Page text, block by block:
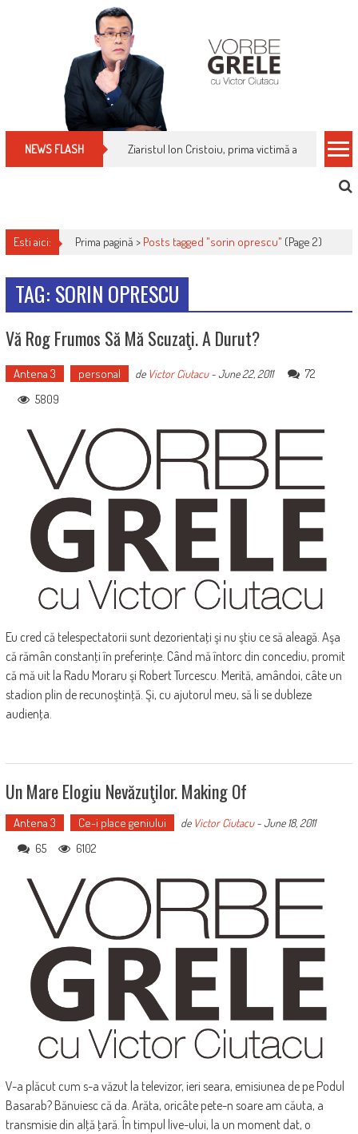
NEWS FLASH Ziaristul Ion Cristoiu, prima victimă a noi
Esti aici: Prima pagină > Posts tagged "sorin oprescu" (Page 2)
TAG: SORIN OPRESCU
Vă Rog Frumos Să Mă Scuzaţi. A Durut?
Antena 3 personal de Victor Ciutacu-June 22, 2011
72
5809
Eu cred că telespectatorii sunt dezorientaţi şi nu ştiu ce să aleagă. Aşa
că rămân constanţi în preferinţe. Când mă întorc din concediu, promit
că mă uit la Radu Moraru şi Robert Turcescu. Merită, amândoi, câte un
stadion plin de recunoştinţă. Şi, cu ajutorul meu, să li se dubleze
audienţa.
Un Mare Elogiu Nevăzuţilor. Making Of
Antena 3 Ce-i place geniului de Victor Ciutacu-June 18, 2011
65 6102
V-a plăcut cum s-a văzut la televizor, ieri seara, emisiunea de pe Podul
Basarab? Bănuiesc că da. Arăta, oricâte pete-n soare am căuta, a
transmisie din alţă ţară. În timpul live-ului, la un moment dat, o